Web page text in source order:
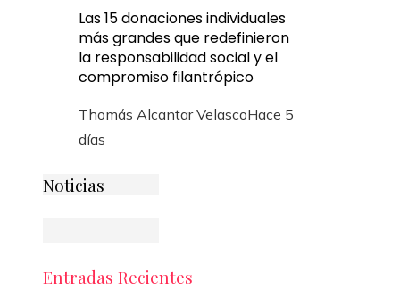
Las 15 donaciones individuales
más grandes que redefinieron
la responsabilidad social y el
compromiso filantrópico
Thomás Alcantar VelascoHace 5
días
Noticias
Entradas Recientes